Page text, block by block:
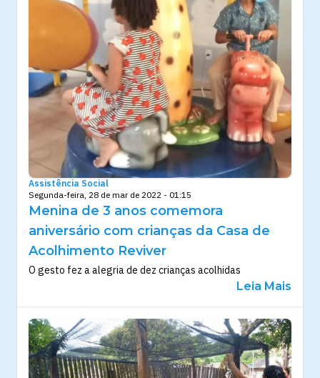
Assistência Social
Segunda-feira, 28 de mar de 2022 - 01:15
Menina de 3 anos comemora
aniversário com crianças da Casa de
Acolhimento Reviver
O gesto fez a alegria de dez crianças acolhidas
Leia Mais